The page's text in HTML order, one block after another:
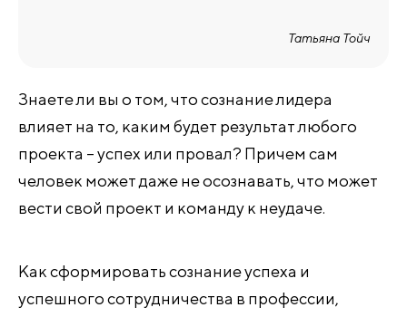
Татьяна Тойч
Знаете ли вы о том, что сознание лидера
влияет на то, каким будет результат любого
проекта – успех или провал? Причем сам
человек может даже не осознавать, что может
вести свой проект и команду к неудаче.
Как сформировать сознание успеха и
успешного сотрудничества в профессии,